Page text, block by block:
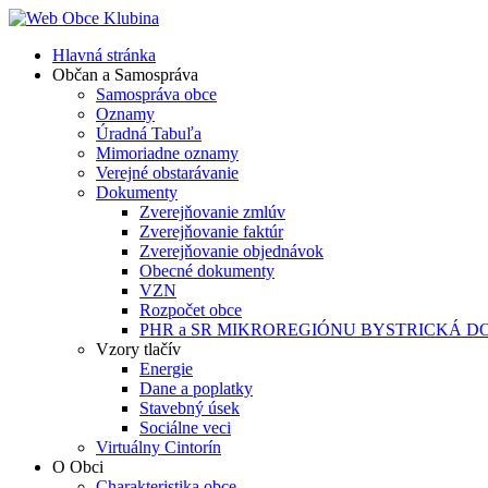
Hlavná stránka
Občan a Samospráva
Samospráva obce
Oznamy
Úradná Tabuľa
Mimoriadne oznamy
Verejné obstarávanie
Dokumenty
Zverejňovanie zmlúv
Zverejňovanie faktúr
Zverejňovanie objednávok
Obecné dokumenty
VZN
Rozpočet obce
PHR a SR MIKROREGIÓNU BYSTRICKÁ
Vzory tlačív
Energie
Dane a poplatky
Stavebný úsek
Sociálne veci
Virtuálny Cintorín
O Obci